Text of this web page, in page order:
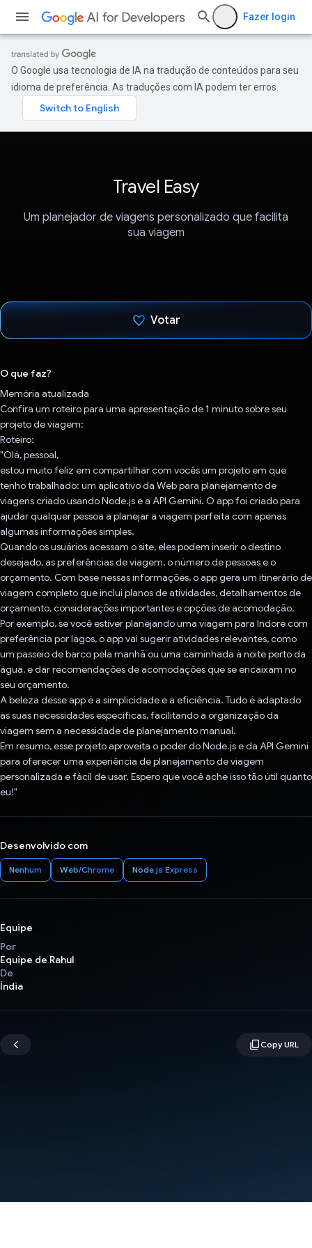
Fazer login
O Google usa tecnologia de IA na tradução de conteúdos para seu
idioma de preferência. As traduções com IA podem ter erros.
Travel Easy
Um planejador de viagens personalizado que facilita
sua viagem
Votar
O que faz?
Memória atualizada
Confira um roteiro para uma apresentação de 1 minuto sobre seu
projeto de viagem:
Roteiro:
"Olá, pessoal,
estou muito feliz em compartilhar com vocês um projeto em que
tenho trabalhado: um aplicativo da Web para planejamento de
viagens criado usando Node.js e a API Gemini. O app foi criado para
ajudar qualquer pessoa a planejar a viagem perfeita com apenas
algumas informações simples.
Quando os usuários acessam o site, eles podem inserir o destino
desejado, as preferências de viagem, o número de pessoas e o
orçamento. Com base nessas informações, o app gera um itinerário de
viagem completo que inclui planos de atividades, detalhamentos de
orçamento, considerações importantes e opções de acomodação.
Por exemplo, se você estiver planejando uma viagem para Indore com
preferência por lagos, o app vai sugerir atividades relevantes, como
um passeio de barco pela manhã ou uma caminhada à noite perto da
água, e dar recomendações de acomodações que se encaixam no
seu orçamento.
A beleza desse app é a simplicidade e a eficiência. Tudo é adaptado
às suas necessidades específicas, facilitando a organização da
viagem sem a necessidade de planejamento manual.
Em resumo, esse projeto aproveita o poder do Node.js e da API Gemini
para oferecer uma experiência de planejamento de viagem
personalizada e fácil de usar. Espero que você ache isso tão útil quanto
eu!"
Desenvolvido com
Nenhum Web/Chrome Node.js Express
Equipe
Por
Equipe de Rahul
De
Índia